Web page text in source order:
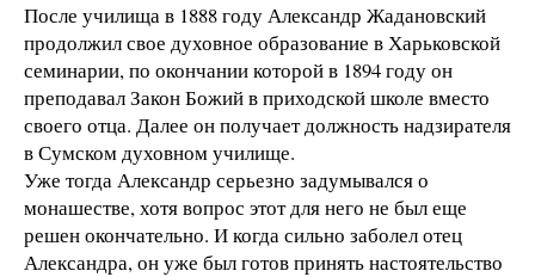
После училища в 1888 году Александр Жадановский
продолжил свое духовное образование в Харьковской
семинарии, по окончании которой в 1894 году он
преподавал Закон Божий в приходской школе вместо
своего отца. Далее он получает должность надзирателя
в Сумском духовном училище.
Уже тогда Александр серьезно задумывался о
монашестве, хотя вопрос этот для него не был еще
решен окончательно. И когда сильно заболел отец
Александра, он уже был готов принять настоятельство